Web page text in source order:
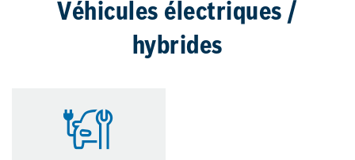
Véhicules électriques /
hybrides